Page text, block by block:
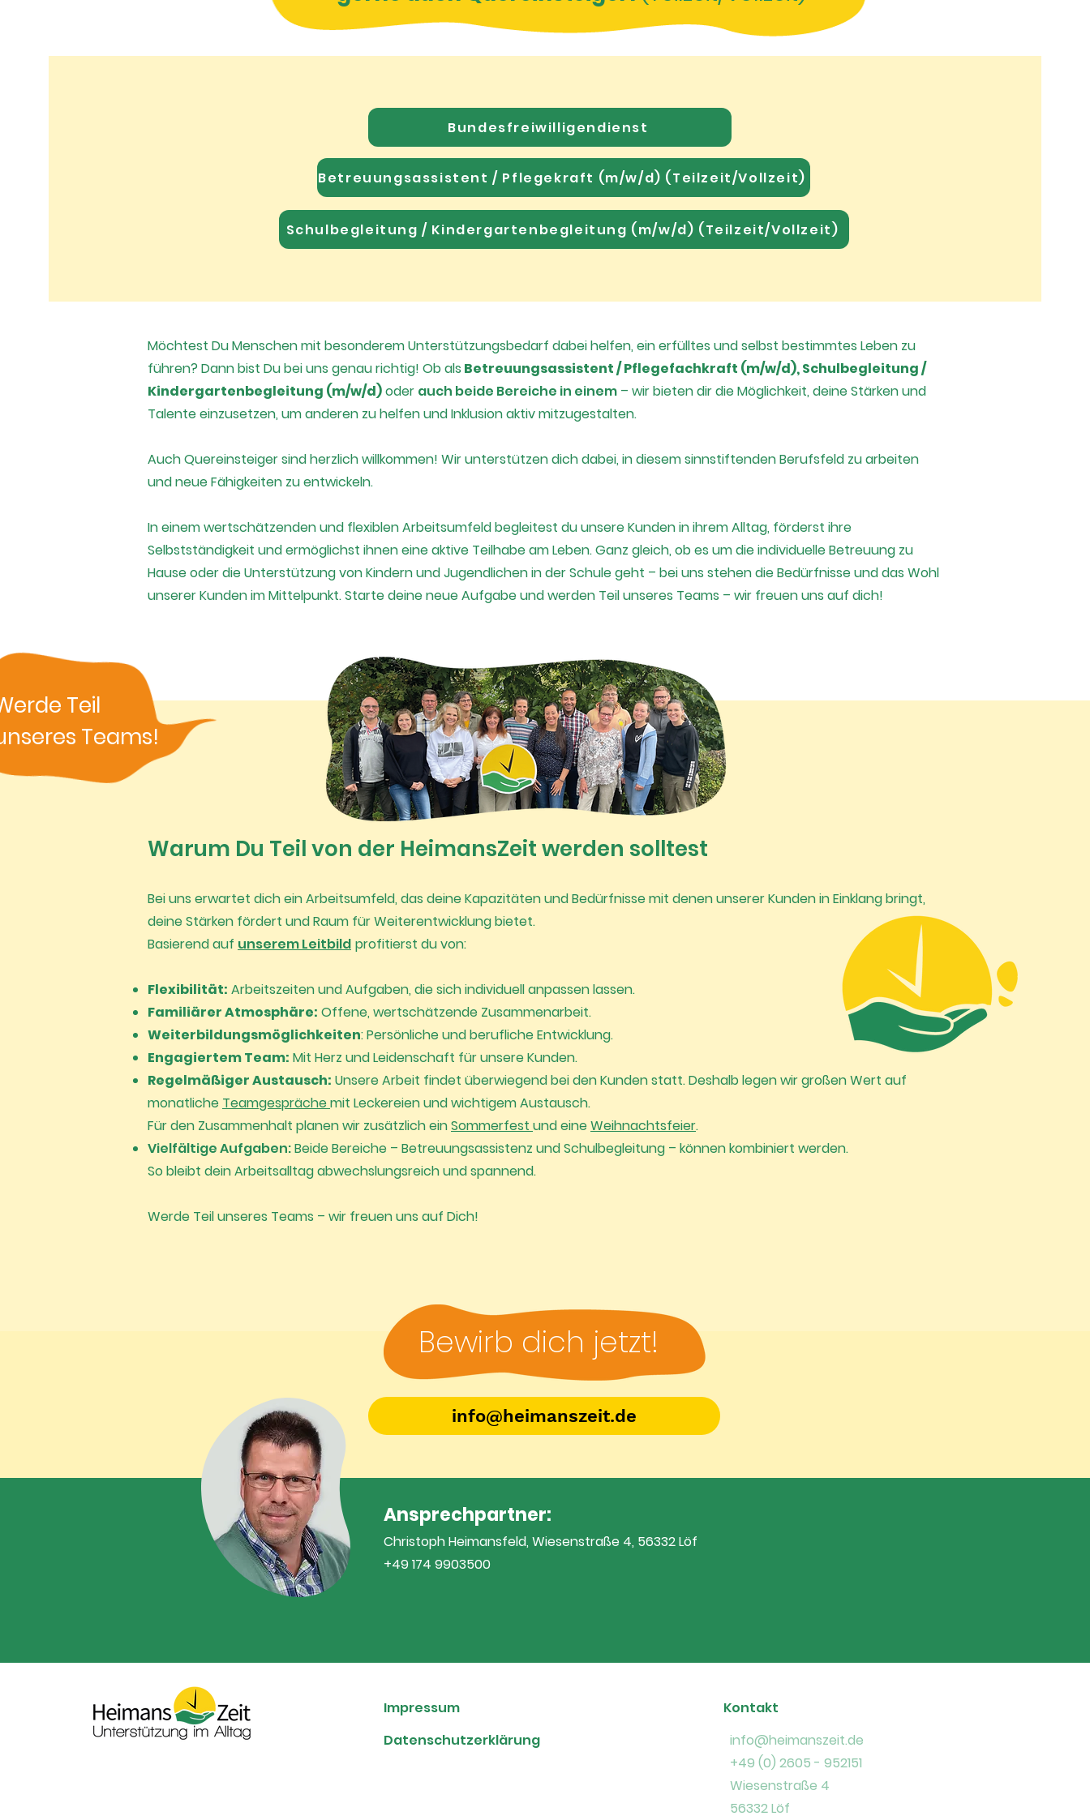
Bundesfreiwilligendienst
Betreuungsassistent / Pflegekraft (m/w/d) (Teilzeit/Vollzeit)
Schulbegleitung / Kindergartenbegleitung (m/w/d) (Teilzeit/Vollzeit)
​Möchtest Du Menschen mit besonderem Unterstützungsbedarf dabei helfen, ein erfülltes und selbst bestimmtes Leben zu
führen? Dann bist Du bei uns genau richtig! Ob als Betreuungsassistent / Pflegefachkraft (m/w/d), Schulbegleitung /
Kindergartenbegleitung (m/w/d)oder auch beide Bereiche in einem – wir bieten dir die Möglichkeit, deine Stärken und
Talente einzusetzen, um anderen zu helfen und Inklusion aktiv mitzugestalten.
Auch Quereinsteiger sind herzlich willkommen! Wir unterstützen dich dabei, in diesem sinnstiftenden Berufsfeld zu arbeiten
und neue Fähigkeiten zu entwickeln.
In einem wertschätzenden und flexiblen Arbeitsumfeld begleitest du unsere Kunden in ihrem Alltag, förderst ihre
Selbstständigkeit und ermöglichst ihnen eine aktive Teilhabe am Leben. Ganz gleich, ob es um die individuelle Betreuung zu
Hause oder die Unterstützung von Kindern und Jugendlichen in der Schule geht – bei uns stehen die Bedürfnisse und das Wohl
unserer Kunden im Mittelpunkt. Starte deine neue Aufgabe und werden Teil unseres Teams – wir freuen uns auf dich!
Teil
Teams!
Warum Du Teil von der HeimansZeit werden solltest
Bei uns erwartet dich ein Arbeitsumfeld, das deine Kapazitäten und Bedürfnisse mit denen unserer Kunden in Einklang bringt,
deine Stärken fördert und Raum für Weiterentwicklung bietet.
Basierend auf unserem Leitbild profitierst du von:
Flexibilität: Arbeitszeiten und Aufgaben, die sich individuell anpassen lassen.
Familiärer Atmosphäre: Offene, wertschätzende Zusammenarbeit.
Weiterbildungsmöglichkeiten: Persönliche und berufliche Entwicklung.
Engagiertem Team: Mit Herz und Leidenschaft für unsere Kunden.
Regelmäßiger Austausch: Unsere Arbeit findet überwiegend bei den Kunden statt. Deshalb legen wir großen Wert auf
monatliche Teamgesprächemit Leckereien und wichtigem Austausch.
Für den Zusammenhalt planen wir zusätzlich einSommerfest und eineWeihnachtsfeier.
Vielfältige Aufgaben:Beide Bereiche – Betreuungsassistenz und Schulbegleitung – können kombiniert werden.
So bleibt dein Arbeitsalltag abwechslungsreich und spannend.
Werde Teil unseres Teams – wir freuen uns auf Dich!
Bewirb dich jetzt!
info@heimanszeit.de
Ansprechpartner:
Christoph Heimansfeld, Wiesenstraße 4, 56332 Löf
+49 174 9903500
Impressum
Datenschutzerklärung
Kontakt
info@heimanszeit.de
+49 (0) 2605 - 952151
Wiesenstraße 4
56332 Löf